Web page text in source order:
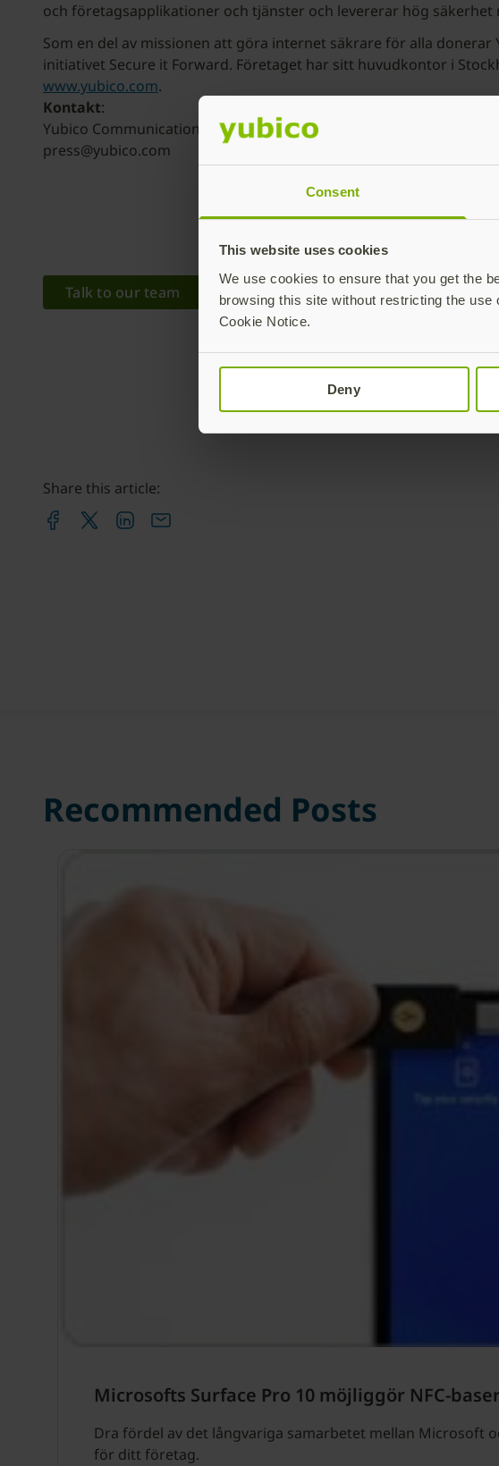
Consent
This website uses cookies
We use cookies to ensure that you get the
browsing this site without restricting the
Cookie Notice.
Deny
och företagsapplikationer och tjänster och levererar hög säkerhet
Som en del av missionen att göra internet säkrare för alla
initiativet Secure it Forward. Företaget har sitt huvudkontor i
www.yubico.com.
Kontakt:
Yubico Communications Team
press@yubico.com
Talk to our team
Share this article:
Recommended Posts
Microsofts Surface Pro 10 möjliggör NFC-
Dra fördel av det långvariga samarbetet mellan Microsoft
för ditt företag.